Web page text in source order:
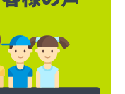
ー